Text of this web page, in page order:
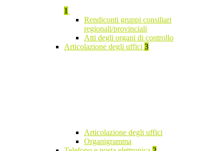
1
Rendiconti gruppi consiliari
regionali/provinciali
Atti degli organi di controllo
Articolazione degli uffici 3
Articolazione degli uffici
Organigramma